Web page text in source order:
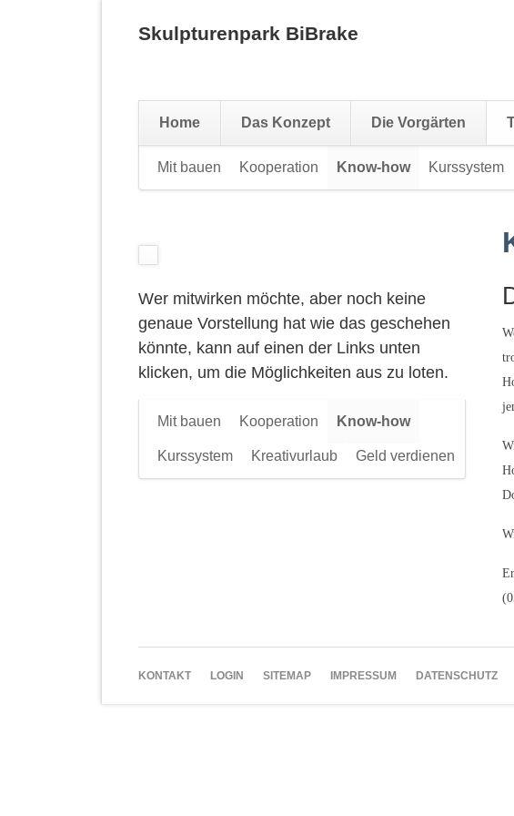
Skulpturenpark BiBrake
Home Das Konzept Die Vorgärten
Mit bauen Kooperation Know-how Kurssystem
Wer mitwirken möchte, aber noch keine
genaue Vorstellung hat wie das geschehen
könnte, kann auf einen der Links unten
klicken, um die Möglichkeiten aus zu loten.
überspringen
Mit bauen Kooperation Know-how
Kurssystem Kreativurlaub Geld verdienen
NAVIGATION
KONTAKT LOGIN SITEMAP IMPRESSUM DATENSCHUTZ